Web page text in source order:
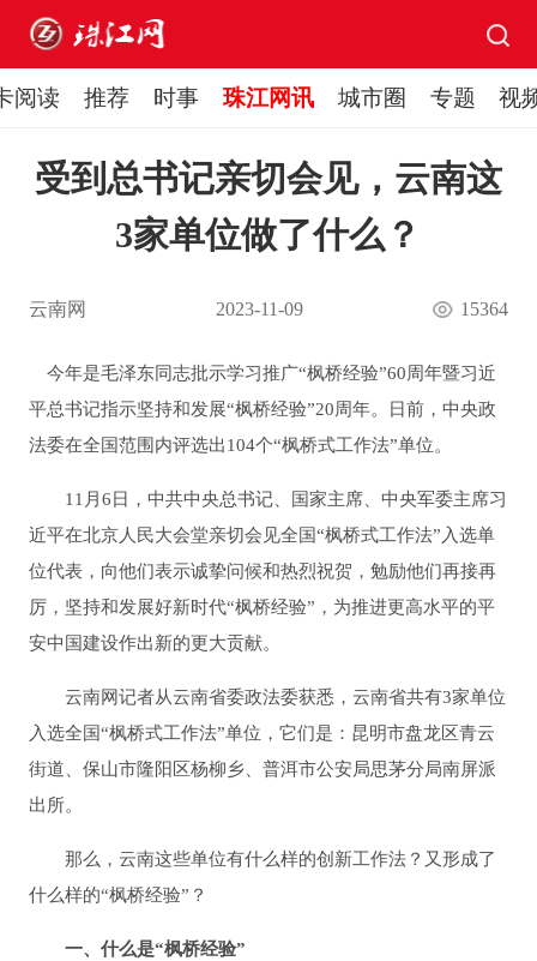
阅读 推荐 时事 珠江网讯 城市圈 专题 视
受到总书记亲切会见，云南这
3家单位做了什么？
云南网 2023-11-09 15364
今年是毛泽东同志批示学习推广“枫桥经验”60周年暨习近
平总书记指示坚持和发展“枫桥经验”20周年。日前，中央政
法委在全国范围内评选出104个“枫桥式工作法”单位。
11月6日，中共中央总书记、国家主席、中央军委主席习
近平在北京人民大会堂亲切会见全国“枫桥式工作法”入选单
位代表，向他们表示诚挚问候和热烈祝贺，勉励他们再接再
厉，坚持和发展好新时代“枫桥经验”，为推进更高水平的平
安中国建设作出新的更大贡献。
云南网记者从云南省委政法委获悉，云南省共有3家单位
入选全国“枫桥式工作法”单位，它们是：昆明市盘龙区青云
街道、保山市隆阳区杨柳乡、普洱市公安局思茅分局南屏派
出所。
那么，云南这些单位有什么样的创新工作法？又形成了
什么样的“枫桥经验”？
一、什么是“枫桥经验”